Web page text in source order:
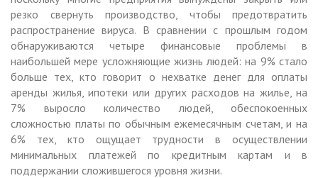
резко свернуть производство, чтобы предотвратить
распространение вируса. В сравнении с прошлым годом
обнаруживаются четыре финансовые проблемы в
наибольшей мере усложняющие жизнь людей: на 9% стало
больше тех, кто говорит о нехватке денег для оплаты
аренды жилья, ипотеки или других расходов на жилье, на
7% выросло количество людей, обеспокоенных
сложностью платы по обычным ежемесячным счетам, и на
6% тех, кто ощущает трудности в осуществлении
минимальных платежей по кредитным картам и в
поддержании сложившегося уровня жизни.